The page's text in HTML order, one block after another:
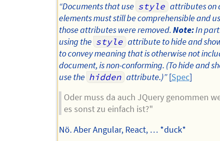
“Documents that use style attributes on
elements must still be comprehensible and
those attributes were removed.Note:In
using the style attribute to hide and
to convey meaning that is otherwise not
document, is non-conforming. (To hide and
use the hidden attribute.)”[Spec]
Oder muss da auch JQuery genommen
es sonst zu einfach ist?"
Nö. Aber Angular, React, … *duck*